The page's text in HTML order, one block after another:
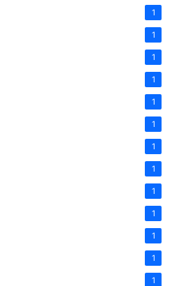
1
1
1
1
1
1
1
1
1
1
1
1
1